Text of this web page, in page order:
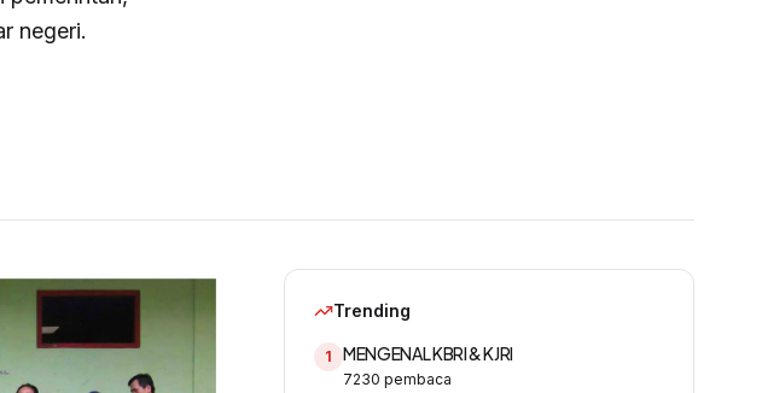
negeri.
Trending
1 MENGENAL KBRI & KJRI
7230 pembaca